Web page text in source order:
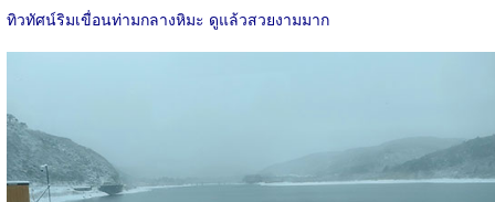
ทิวทัศน์ริมเขื่อนท่ามกลางหิมะ ดูแล้วสวยงามมาก